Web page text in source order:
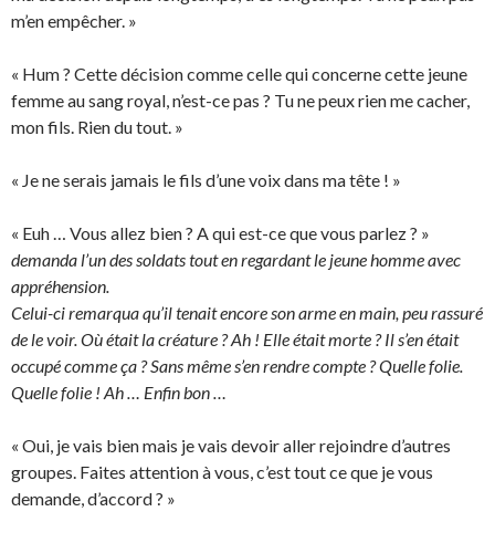
m’en empêcher. »
« Hum ? Cette décision comme celle qui concerne cette jeune
femme au sang royal, n’est-ce pas ? Tu ne peux rien me cacher,
mon fils. Rien du tout. »
« Je ne serais jamais le fils d’une voix dans ma tête ! »
« Euh … Vous allez bien ? A qui est-ce que vous parlez ? »
demanda l’un des soldats tout en regardant le jeune homme avec
appréhension.
Celui-ci remarqua qu’il tenait encore son arme en main, peu rassuré
de le voir. Où était la créature ? Ah ! Elle était morte ? Il s’en était
occupé comme ça ? Sans même s’en rendre compte ? Quelle folie.
Quelle folie ! Ah … Enfin bon …
« Oui, je vais bien mais je vais devoir aller rejoindre d’autres
groupes. Faites attention à vous, c’est tout ce que je vous
demande, d’accord ? »